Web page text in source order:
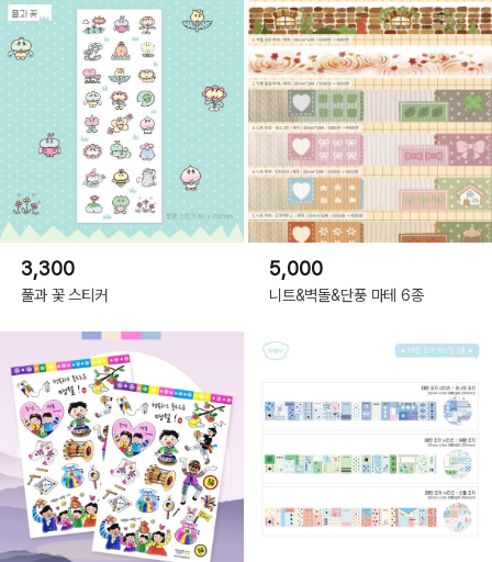
3,300
풀과 꽃 스티커
5,000
니트&벽돌&단풍 마테 6종